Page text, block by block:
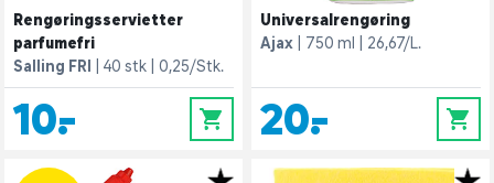
Rengøringsservietter
parfumefri
Salling FRI
40 stk 0,25/Stk.
10,- 0
Universalrengøring
Ajax
750 ml 26,67/L.
20,- 0